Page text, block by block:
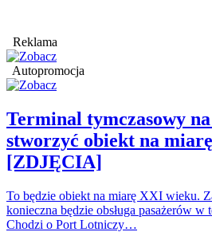
Reklama
Autopromocja
Terminal tymczasowy
stworzyć obiekt na
[ZDJĘCIA]
To będzie obiekt na miarę XXI wieku.
konieczna będzie obsługa pasażerów
Chodzi o Port Lotniczy…